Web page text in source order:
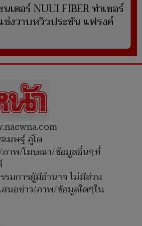
เตอร์ NUUI FIBER ทำเซอร์
ข่งวาบหวิวประชัน แฟรงค์
มษฐ์ ภู่โต
าพ/โฆษณา/ข้อมูลอื่นๆที่
รมการผู้มีอำนาจ ไม่มีส่วน
สนอข่าว/ภาพ/ข้อมูลใดๆใน